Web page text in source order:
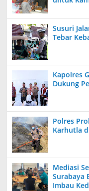
Susuri
Tebar
Kapolres
Dukung
Polres
Karhutla
Mediasi
Surabaya
Imbau